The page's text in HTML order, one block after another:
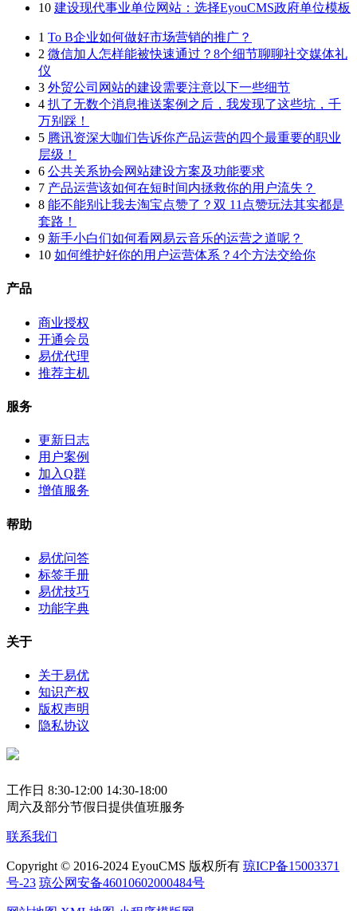
10 建设现代事业单位网站：选择EyouCMS政府单位模板
1 To B企业如何做好市场营销的推广？
2 微信加人怎样能被快速通过？8个细节聊聊社交媒体礼
仪
3 外贸公司网站的建设需要注意以下一些细节
4 扒了无数个消息推送案例之后，我发现了这些坑，千
万别踩！
5 腾讯资深大咖们告诉你产品运营的四个最重要的职业
层级！
6 公共关系协会网站建设方案及功能要求
7 产品运营该如何在短时间内拯救你的用户流失？
8 能不能别让我去淘宝点赞了？双 11点赞玩法其实都是
套路！
9 新手小白们如何看网易云音乐的运营之道呢？
10 如何维护好你的用户运营体系？4个方法交给你
产品
商业授权
开通会员
易优代理
推荐主机
服务
更新日志
用户案例
加入Q群
增值服务
帮助
易优问答
标签手册
易优技巧
功能字典
关于
关于易优
知识产权
版权声明
隐私协议
工作日 8:30-12:00 14:30-18:00
周六及部分节假日提供值班服务
联系我们
Copyright © 2016-2024 EyouCMS 版权所有 琼ICP备15003371
号-23 琼公网安备46010602000484号